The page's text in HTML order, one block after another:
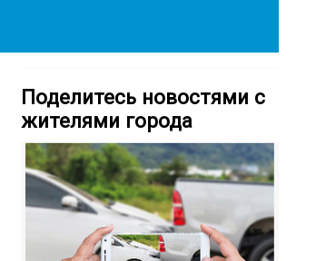
Поделитесь новостями с
жителями города